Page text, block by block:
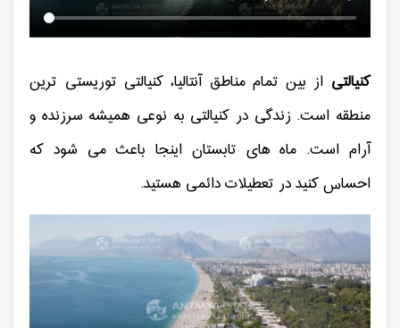
کنیالتی از بین تمام مناطق آنتالیا، کنیالتی توریستی ترین
منطقه است. زندگی در کنیالتی به نوعی همیشه سرزنده و
آرام است. ماه های تابستان اینجا باعث می شود که
احساس کنید در تعطیلات دائمی هستید.